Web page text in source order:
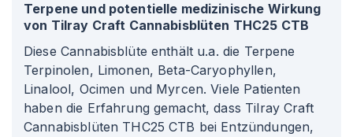
Terpene und potentielle medizinische Wirkung
von Tilray Craft Cannabisblüten THC25 CTB
Diese Cannabisblüte enthält u.a. die Terpene
Terpinolen, Limonen, Beta-Caryophyllen,
Linalool, Ocimen und Myrcen. Viele Patienten
haben die Erfahrung gemacht, dass Tilray Craft
Cannabisblüten THC25 CTB bei Entzündungen,